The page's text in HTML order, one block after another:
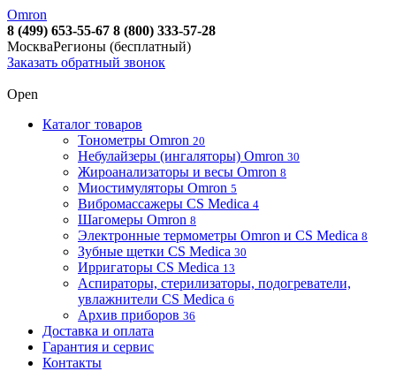
Omron
8 (499) 653-55-67 8 (800) 333-57-28
МоскваРегионы (бесплатный)
Заказать обратный звонок
Open
Каталог товаров
Тонометры Omron 20
Небулайзеры (ингаляторы) Omron 30
Жироанализаторы и весы Omron 8
Миостимуляторы Omron 5
Вибромассажеры CS Medica 4
Шагомеры Omron 8
Электронные термометры Omron и CS Medica 8
Зубные щетки CS Medica 30
Ирригаторы CS Medica 13
Аспираторы, стерилизаторы, подогреватели,
увлажнители CS Medica 6
Архив приборов 36
Доставка и оплата
Гарантия и сервис
Контакты